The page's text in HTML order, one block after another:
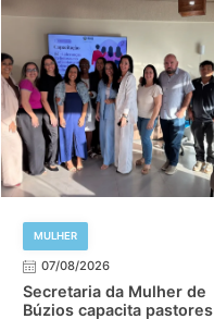
MULHER
07/08/2026
Secretaria da Mulher de
Búzios capacita pastores